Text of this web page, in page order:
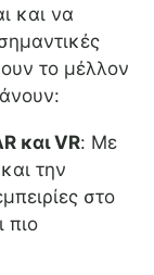
και να
το μέλλον
και VR: Με
την
στο
πιο